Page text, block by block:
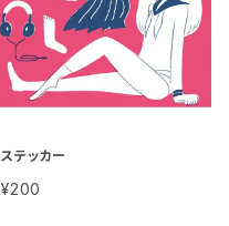
ステッカー
¥200